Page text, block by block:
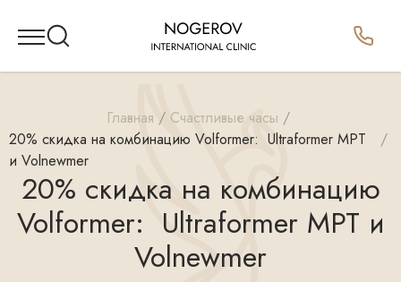
Главная
Счастливые часы
20% скидка на комбинацию Volformer: ㅤㅤㅤㅤ ㅤUltraformer MPT
и Volnewmer
20% скидка на комбинацию
Volformer: ㅤㅤㅤㅤ ㅤUltraformer MPT и
Volnewmer